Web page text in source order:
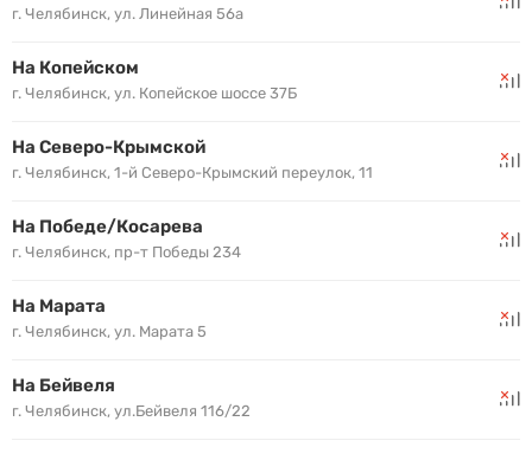
г. Челябинск, ул. Линейная 56а
На Копейском
г. Челябинск, ул. Копейское шоссе 37Б
На Северо-Крымской
г. Челябинск, 1-й Северо-Крымский переулок, 11
На Победе/Косарева
г. Челябинск, пр-т Победы 234
На Марата
г. Челябинск, ул. Марата 5
На Бейвеля
г. Челябинск, ул.Бейвеля 116/22